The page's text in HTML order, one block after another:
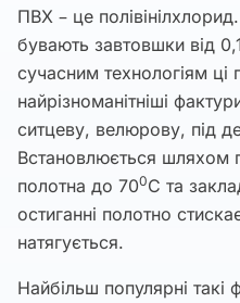
ПВХ – це
бувають завтовшки від
сучасним технологіям ці
найрізноманітніші
ситцеву, велюрову, під
Встановлюється шляхом
полотна до 700С та
остиганні полотно
натягується.
Найбільш популярні такі